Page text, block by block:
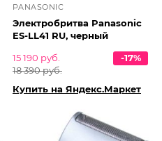
PANASONIC
Электробритва Panasonic
ES-LL41 RU, черный
15 190 руб.
18 390 руб.
-17%
Купить на Яндекс.Маркет